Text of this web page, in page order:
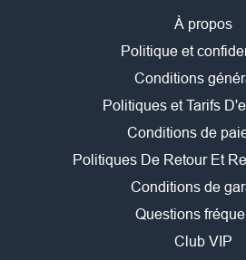
À propos
Politique et
Conditions
Politiques et Tarifs
Conditions de
Politiques De Retour Et
Conditions de
Questions
Club VIP